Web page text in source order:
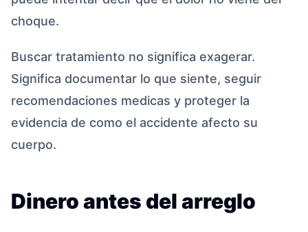
choque.
Buscar tratamiento no significa exagerar.
Significa documentar lo que siente, seguir
recomendaciones medicas y proteger la
evidencia de como el accidente afecto su
cuerpo.
Dinero antes del arreglo